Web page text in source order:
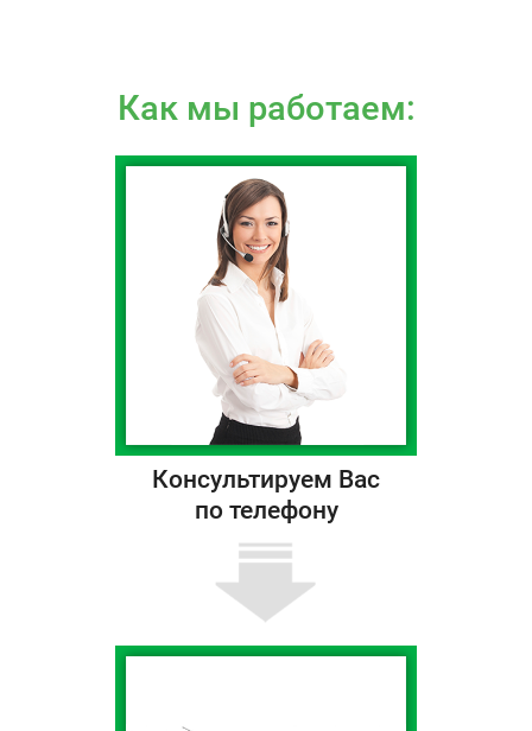
Как мы работаем:
Консультируем Вас
по телефону